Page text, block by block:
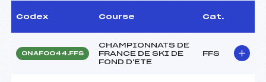
Codex Course Cat.
ONAF0044.FFS
CHAMPIONNATS DE
FRANCE DE SKI DE
FOND D'ETE
FFS